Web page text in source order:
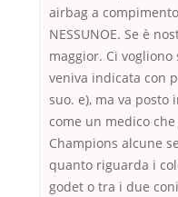
airbag a
NESSUNOE. Se è
maggior. Ci
veniva indicata con
suo. e), ma va posto
come un medico
Champions alcune
quanto riguarda i
godet o tra i due